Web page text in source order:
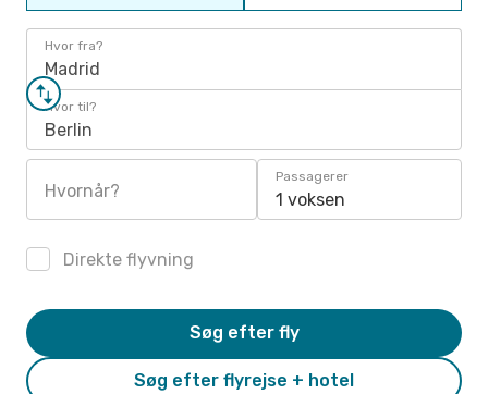
Hvor fra?
Madrid
Hvor til?
Berlin
Hvornår?
Passagerer
1 voksen
Direkte flyvning
Søg efter flyrejse + hotel
Søg efter fly